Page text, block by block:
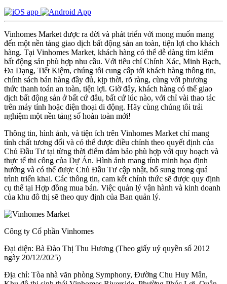
Vinhomes Market được ra đời và phát triển với mong muốn mang
đến một nền tảng giao dịch bất động sản an toàn, tiện lợi cho khách
hàng. Tại Vinhomes Market, khách hàng có thể dễ dàng tìm kiếm
bất động sản phù hợp nhu cầu. Với tiêu chí Chính Xác, Minh Bạch,
Đa Dạng, Tiết Kiệm, chúng tôi cung cấp tới khách hàng thông tin,
chính sách bán hàng đầy đủ, kịp thời, rõ ràng, cùng với phương
thức thanh toán an toàn, tiện lợi. Giờ đây, khách hàng có thể giao
dịch bất động sản ở bất cứ đâu, bất cứ lúc nào, với chỉ vài thao tác
trên máy tính hoặc điện thoại di động. Hãy cùng chúng tôi trải
nghiệm một nền tảng số hoàn toàn mới!
Thông tin, hình ảnh, và tiện ích trên Vinhomes Market chỉ mang
tính chất tương đối và có thể được điều chỉnh theo quyết định của
Chủ Đầu Tư tại từng thời điểm đảm bảo phù hợp với quy hoạch và
thực tế thi công của Dự Án. Hình ảnh mang tính minh họa định
hướng và có thể được Chủ Đầu Tư cập nhật, bổ sung trong quá
trình triển khai. Các thông tin, cam kết chính thức sẽ được quy định
cụ thể tại Hợp đồng mua bán. Việc quản lý vận hành và kinh doanh
của khu đô thị sẽ theo quy định của Ban quản lý.
Công ty Cổ phần Vinhomes
Đại diện: Bà Đào Thị Thu Hương (Theo giấy uỷ quyền số 2012
ngày 20/12/2025)
Địa chỉ: Tòa nhà văn phòng Symphony, Đường Chu Huy Mân,